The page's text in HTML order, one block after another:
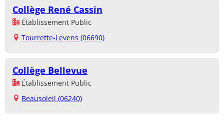
Collège René Cassin
Établissement Public
Tourrette-Levens (06690)
Collège Bellevue
Établissement Public
Beausoleil (06240)